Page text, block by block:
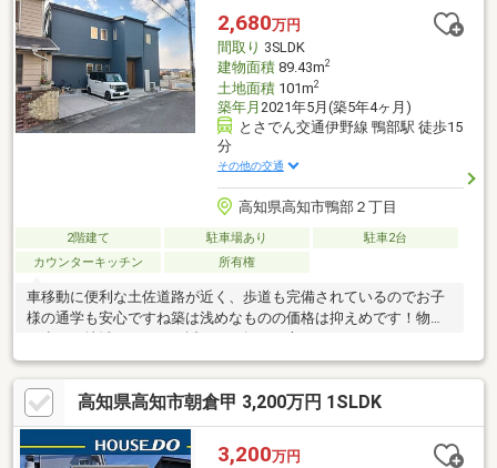
2,680万円
間取り 3SLDK
建物面積89.43m2
土地面積101m2
築年月 2021年5月(築5年4ヶ月)
とさでん交通伊野線 鴨部駅 徒歩15
分
その他の交通
高知県高知市鴨部２丁目
2階建て 駐車場あり
駐車2台
カウンターキッチン
所有権
車移動に便利な土佐道路が近く、歩道も完備されているのでお子
様の通学も安心ですね築は浅めなものの価格は抑えめです！物件
高知県高知市朝倉甲 3,200万円 1SLDK
3,200万円